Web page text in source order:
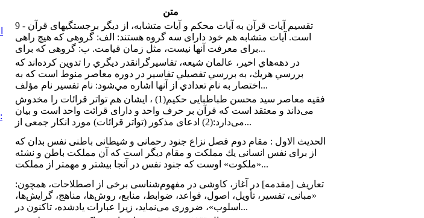
متن
9 - تقسيم آيات قرآن به آيات محكم و آيات متشابه، از ديگر برجستگيهاى قرآن
است. آيات متشابه هم خود داراى سه گروه هستند: الف: گروهى كه هيچ راهى
براى معرفت آنها نيست، مثل زمان قيامت. ب: گروهى كه براى...
در دهه‌هاي اخير، عالمان شيعه، تفاسيرگرانقدر ديگري را تدوين كرده‌اند كه
بررسي هريك، به بررسي تفصيلي تفاسير در دوره معاصر منوط است كه به
اختصار به نام تعدادي از آنها اشاره مي‌شود: نام تفسير نام مؤلف...
طباطبايى حكيم و سبعه احرف :
فقيه معاصر سيد محسن طباطبايى حكيم(1) ، ايشان هم تواتر قرائات را مخدوش
مى‌داند و معتقد است كه قرآن بر حرف واحد و داراى قرائت واحد است و بيان
مى‌دارد:(2) ادعاى مذكور (تواتر قرائات) مورد انكار جمعى از...
الحدیث الاول : مقام دوم‏ فصل نزاع جنود رحمانى و شيطانى باطنى نفس‏ بدان كه
از براى نفس انسانى يك مملكت و مقام ديگر است كه آن مملكت باطن و نشئه
«ملكوت» اوست كه جنود نفس در آنجا بيشتر و مهمتر از مملكت...
تعاريف [مقدمه] در آغاز، كاوشى در مفهوم‌شناسى برخى از اصطلاحات، همچون:
«مبانى، تفسير، تأويل، اصول، قواعد، ضوابط، منابع، روش‌ها، مناهج، گرايش‌ها،
اسلوب»، ضرورى مى‌نمايد، زيرا عبارات يادشده، تاكنون در...